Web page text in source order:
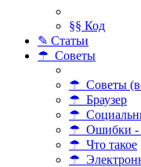
§§ Код
✎ Статьи
☂ Советы
☂ Советы
☂ Браузер
☂
☂ Ошибки -
☂ Что такое
☂